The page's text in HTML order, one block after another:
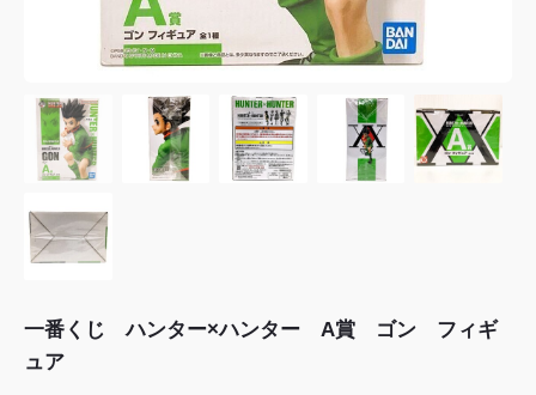
一番くじ ハンター×ハンター A賞 ゴン フィギ
ュア